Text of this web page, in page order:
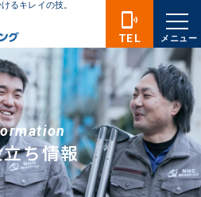
ち情報
phonelink_ring
TEL メニュー